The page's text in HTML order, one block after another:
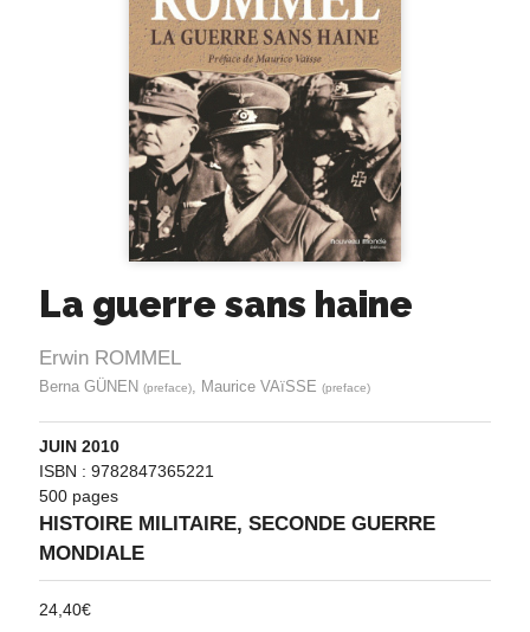
La guerre sans haine
Erwin ROMMEL
Berna GÜNEN (preface), Maurice VAïSSE (preface)
JUIN 2010
ISBN : 9782847365221
500 pages
HISTOIRE MILITAIRE, SECONDE GUERRE
MONDIALE
24,40€